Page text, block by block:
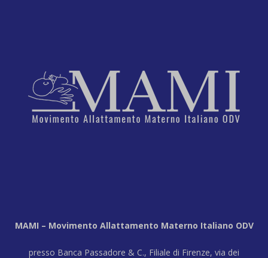
MAMI – Movimento Allattamento Materno Italiano ODV
presso Banca Passadore & C., Filiale di Firenze, via dei